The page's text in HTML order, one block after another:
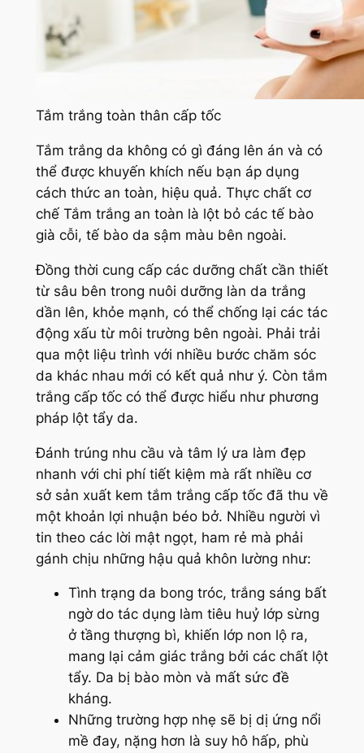
Tắm trắng toàn thân cấp tốc
Tắm trắng da không có gì đáng lên án và có
thể được khuyến khích nếu bạn áp dụng
cách thức an toàn, hiệu quả. Thực chất cơ
chế Tắm trắng an toàn là lột bỏ các tế bào
già cỗi, tế bào da sậm màu bên ngoài.
Đồng thời cung cấp các dưỡng chất cần thiết
từ sâu bên trong nuôi dưỡng làn da trắng
dần lên, khỏe mạnh, có thể chống lại các tác
động xấu từ môi trường bên ngoài. Phải trải
qua một liệu trình với nhiều bước chăm sóc
da khác nhau mới có kết quả như ý. Còn tắm
trắng cấp tốc có thể được hiểu như phương
pháp lột tẩy da.
Đánh trúng nhu cầu và tâm lý ưa làm đẹp
nhanh với chi phí tiết kiệm mà rất nhiều cơ
sở sản xuất kem tắm trắng cấp tốc đã thu về
một khoản lợi nhuận béo bở. Nhiều người vì
tin theo các lời mật ngọt, ham rẻ mà phải
gánh chịu những hậu quả khôn lường như:
Tình trạng da bong tróc, trắng sáng bất
ngờ do tác dụng làm tiêu huỷ lớp sừng
ở tầng thượng bì, khiến lớp non lộ ra,
mang lại cảm giác trắng bởi các chất lột
tẩy. Da bị bào mòn và mất sức đề
kháng.
Những trường hợp nhẹ sẽ bị dị ứng nổi
mề đay, nặng hơn là suy hô hấp, phù